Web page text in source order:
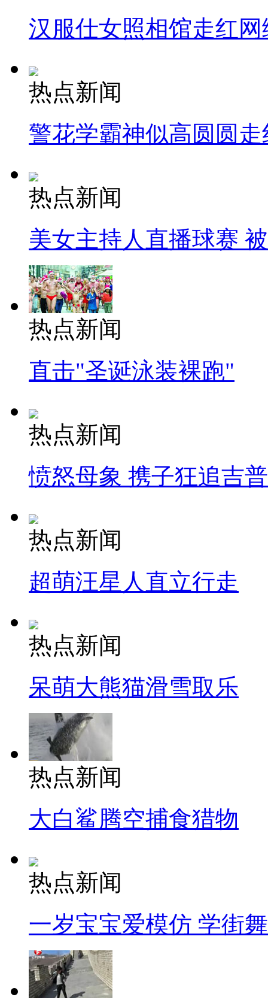
汉服仕女照相馆走红网
热点新闻
警花学霸神似高圆圆走
热点新闻
美女主持人直播球赛
热点新闻
直击"圣诞泳装裸跑"
热点新闻
愤怒母象 携子狂追吉
热点新闻
超萌汪星人直立行走
热点新闻
呆萌大熊猫滑雪取乐
热点新闻
大白鲨腾空捕食猎物
热点新闻
一岁宝宝爱模仿 学街